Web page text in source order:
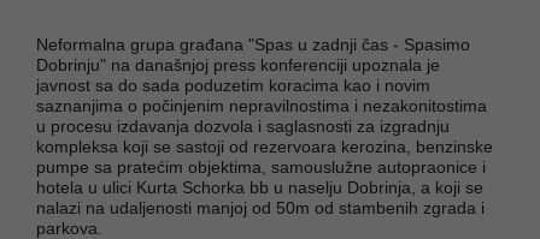
Neformalna grupa građana "Spas u zadnji čas - Spasimo
Dobrinju" na današnjoj press konferenciji upoznala je
javnost sa do sada poduzetim koracima kao i novim
saznanjima o počinjenim nepravilnostima i nezakonitostima
u procesu izdavanja dozvola i saglasnosti za izgradnju
kompleksa koji se sastoji od rezervoara kerozina, benzinske
pumpe sa pratećim objektima, samouslužne autopraonice i
hotela u ulici Kurta Schorka bb u naselju Dobrinja, a koji se
nalazi na udaljenosti manjoj od 50m od stambenih zgrada i
parkova.